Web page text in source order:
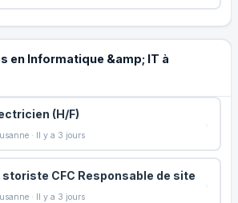
en Informatique &amp; IT à
(H/F)
· Il y a 3 jours
CFC Responsable de site
· Il y a 3 jours